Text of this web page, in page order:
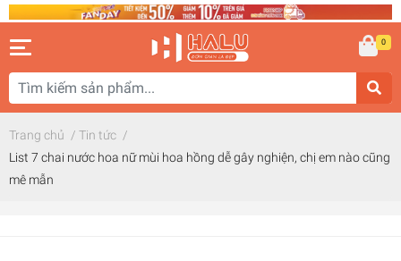
0
Trang chủ / Tin tức /
List 7 chai nước hoa nữ mùi hoa hồng dễ gây nghiện, chị em nào cũng
mê mẫn